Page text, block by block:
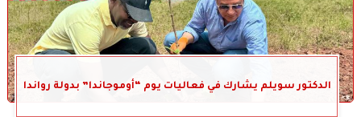
الدكتور سويلم يشارك في فعاليات يوم “أوموجاندا” بدولة رواندا